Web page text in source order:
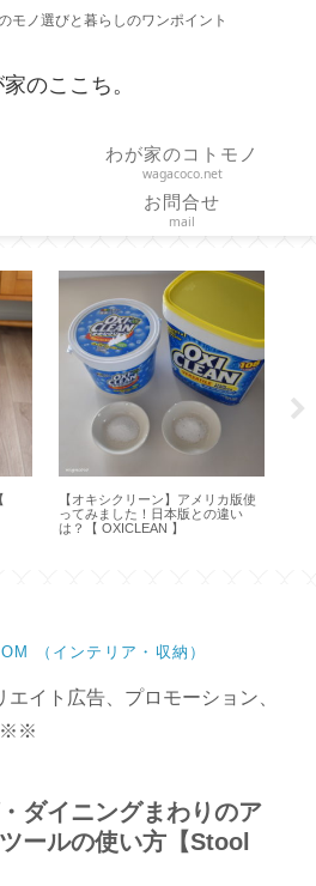
モノ選びと暮らしのワンポイント
のここち。
わが家のコトモノ
wagacoco.net
お問合せ
mail
【オキシクリーン】アメリカ版使
ってみました！日本版との違い
は？【 OXICLEAN 】
（インテリア・収納）
イト広告、プロモーション、
※※
ダイニングまわりのア
ールの使い方【Stool